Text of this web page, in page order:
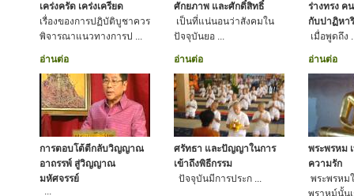
เคร่งครัด เคร่งเครียด
เรื่องของการปฏิบัติบูชาควร
พิจารณาแนวทางการป ...
อ่านต่อ
ศักยภาพ และศักดิ์สิทธิ์
เป็นที่แน่นอนว่าสังคมใน
ปัจจุบันยอ ...
อ่านต่อ
ร่างทรง ค
กับปาฏิหา
เมื่อพูดถึง
อ่านต่อ
การตอบโต้ตีกลับวิญญาณ
อาถรรพ์ สู่วิญญาณ
มหัศจรรย์
...
ศรัทธา และปัญญาในการ
เข้าถึงพิธีกรรม
ปัจจุบันมีการประก ...
พระพรหม
ความรัก
พระพรหม
พราหม์นั้น